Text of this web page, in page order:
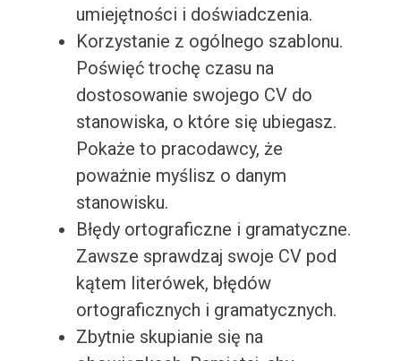
umiejętności i doświadczenia.
Korzystanie z ogólnego szablonu.
Poświęć trochę czasu na
dostosowanie swojego CV do
stanowiska, o które się ubiegasz.
Pokaże to pracodawcy, że
poważnie myślisz o danym
stanowisku.
Błędy ortograficzne i gramatyczne.
Zawsze sprawdzaj swoje CV pod
kątem literówek, błędów
ortograficznych i gramatycznych.
Zbytnie skupianie się na